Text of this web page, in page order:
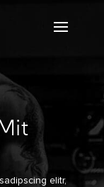
elitr,